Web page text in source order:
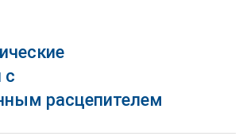
с
расцепителем